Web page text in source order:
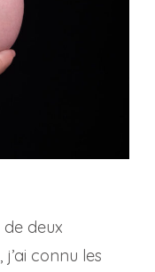
deux
connu les